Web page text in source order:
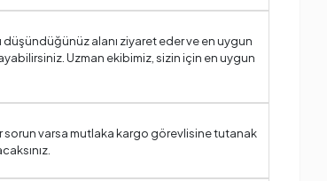
alanı ziyaret eder ve en uygun
Uzman ekibimiz, sizin için en uygun
sorun varsa mutlaka kargo görevlisine tutanak